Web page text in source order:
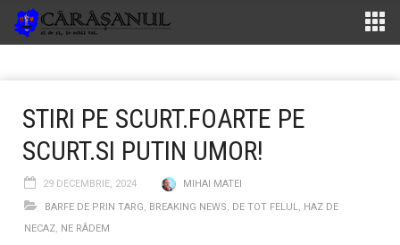
STIRI PE SCURT.FOARTE PE
SCURT.SI PUTIN UMOR!
29 DECEMBRIE, 2024
MIHAI MATEI
BARFE DE PRIN TARG, BREAKING NEWS, DE TOT FELUL, HAZ DE
NECAZ, NE RÂDEM